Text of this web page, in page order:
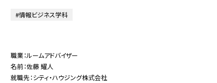
#情報ビジネス学科
職業：ルームアドバイザー
名前：佐藤 耀人
就職先：シティ・ハウジング株式会社